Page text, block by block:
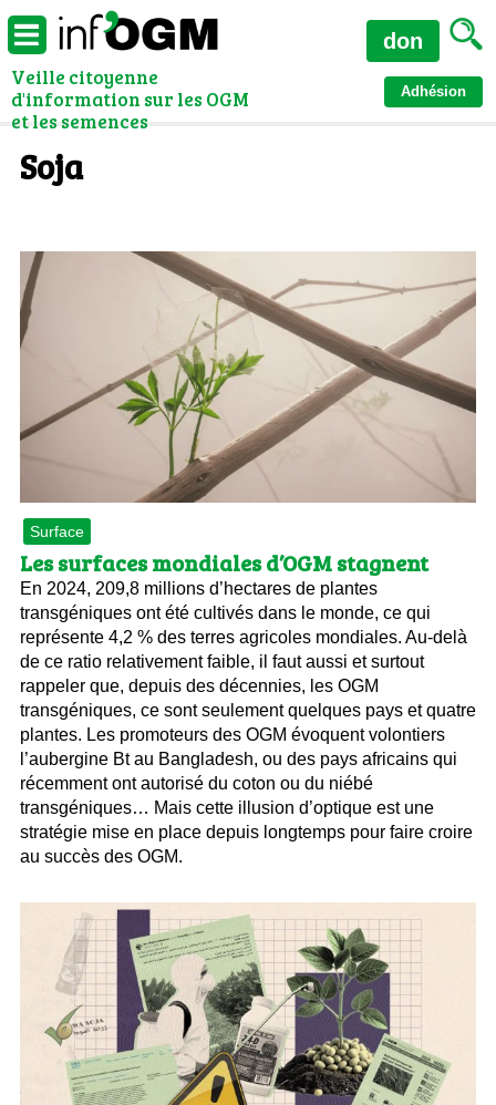
Veille citoyenne
d'information sur les OGM
et les semences
Adhésion
don
Soja
Surface
Les surfaces mondiales d’OGM stagnent
En 2024, 209,8 millions d’hectares de plantes
transgéniques ont été cultivés dans le monde, ce qui
représente 4,2 % des terres agricoles mondiales. Au-delà
de ce ratio relativement faible, il faut aussi et surtout
rappeler que, depuis des décennies, les OGM
transgéniques, ce sont seulement quelques pays et quatre
plantes. Les promoteurs des OGM évoquent volontiers
l’aubergine Bt au Bangladesh, ou des pays africains qui
récemment ont autorisé du coton ou du niébé
transgéniques… Mais cette illusion d’optique est une
stratégie mise en place depuis longtemps pour faire croire
au succès des OGM.